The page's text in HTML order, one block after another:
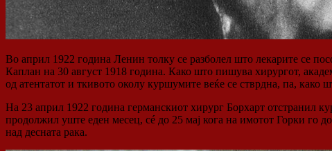
Во април 1922 година Ленин толку се разболел што лекарите се
Каплан на 30 август 1918 година. Како што пишува хирургот,
од атентатот и ткивото околу куршумите веќе се стврдна, па,
На 23 април 1922 година германскиот хирург Борхарт отстранил
продолжил уште еден месец, сé до 25 мај кога на имотот Горки го
над десната рака.